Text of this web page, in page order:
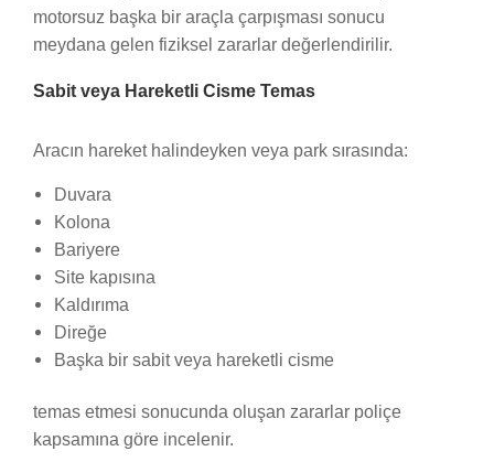
motorsuz başka bir araçla çarpışması sonucu
meydana gelen fiziksel zararlar değerlendirilir.
Sabit veya Hareketli Cisme Temas
Aracın hareket halindeyken veya park sırasında:
Duvara
Kolona
Bariyere
Site kapısına
Kaldırıma
Direğe
Başka bir sabit veya hareketli cisme
temas etmesi sonucunda oluşan zararlar poliçe
kapsamına göre incelenir.